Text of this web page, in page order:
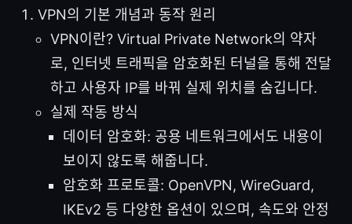
VPN의 기본 개념과 동작 원리
VPN이란? Virtual Private Network의 약자
로, 인터넷 트래픽을 암호화된 터널을 통해 전달
하고 사용자 IP를 바꿔 실제 위치를 숨깁니다.
실제 작동 방식
데이터 암호화: 공용 네트워크에서도 내용이
보이지 않도록 해줍니다.
암호화 프로토콜: OpenVPN, WireGuard,
IKEv2 등 다양한 옵션이 있으며, 속도와 안정